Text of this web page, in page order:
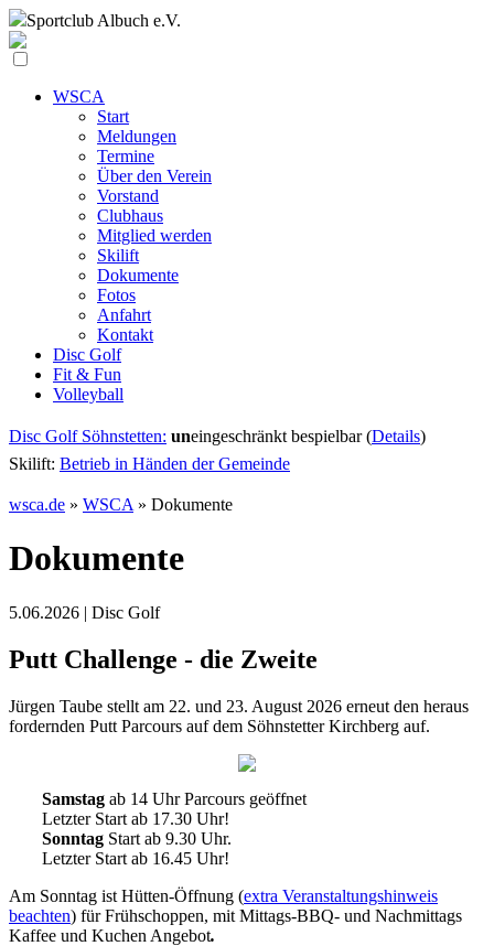
Sportclub Albuch e.V.
WSCA
Start
Meldungen
Termine
Über den Verein
Vorstand
Clubhaus
Mitglied werden
Skilift
Dokumente
Fotos
Anfahrt
Kontakt
Disc Golf
Fit & Fun
Volleyball
Disc Golf Söhnstetten: uneingeschränkt bespielbar (Details)
Skilift: Betrieb in Händen der Gemeinde
wsca.de » WSCA » Dokumente
Dokumente
5.06.2026 | Disc Golf
Putt Challenge - die Zweite
Jürgen Taube stellt am 22. und 23. August 2026 erneut den heraus
fordernden Putt Parcours auf dem Söhnstetter Kirchberg auf.
Samstag ab 14 Uhr Parcours geöffnet
Letzter Start ab 17.30 Uhr!
Sonntag Start ab 9.30 Uhr.
Letzter Start ab 16.45 Uhr!
Am Sonntag ist Hütten-Öffnung (extra Veranstaltungshinweis
beachten) für Frühschoppen, mit Mittags-BBQ- und Nachmittags
Kaffee und Kuchen Angebot.